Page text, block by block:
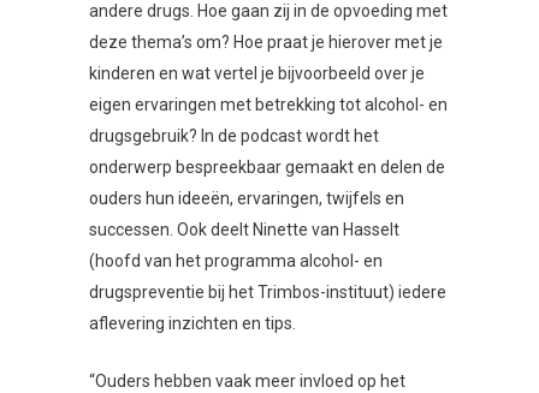
andere drugs. Hoe gaan zij in de opvoeding met
deze thema’s om? Hoe praat je hierover met je
kinderen en wat vertel je bijvoorbeeld over je
eigen ervaringen met betrekking tot alcohol- en
drugsgebruik? In de podcast wordt het
onderwerp bespreekbaar gemaakt en delen de
ouders hun ideeën, ervaringen, twijfels en
successen. Ook deelt Ninette van Hasselt
(hoofd van het programma alcohol- en
drugspreventie bij het Trimbos-instituut) iedere
aflevering inzichten en tips.
“Ouders hebben vaak meer invloed op het